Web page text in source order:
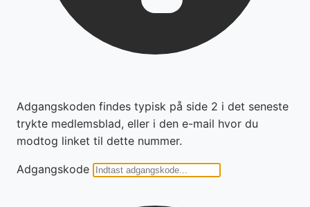
Adgangskoden findes typisk på side 2 i det seneste
trykte medlemsblad, eller i den e-mail hvor du
modtog linket til dette nummer.
Adgangskode